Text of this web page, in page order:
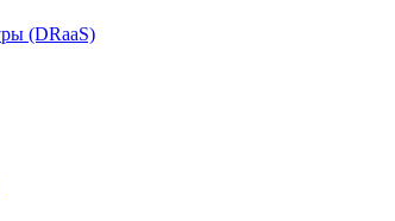
(DRaaS)